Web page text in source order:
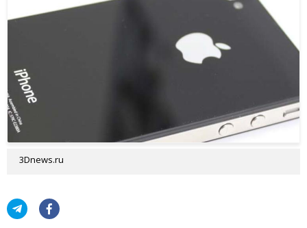
3Dnews.ru